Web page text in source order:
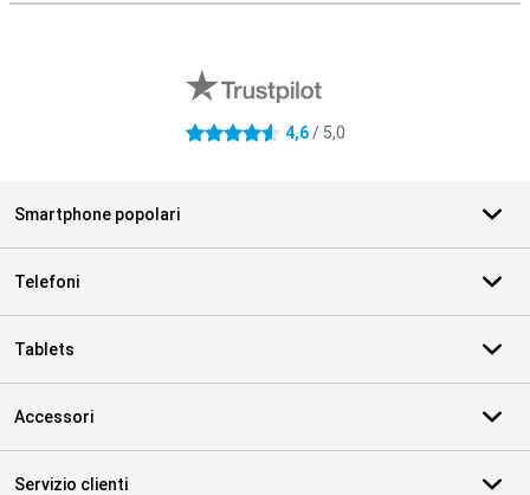
4.6 stelle 4,6/ 5,0
Smartphone popolari
Telefoni
Tablets
Accessori
Servizio clienti